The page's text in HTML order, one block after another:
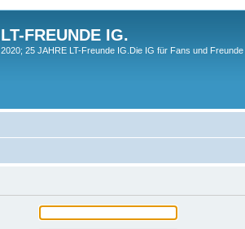
LT-FREUNDE IG.
2020; 25 JAHRE LT-Freunde IG.Die IG für Fans und